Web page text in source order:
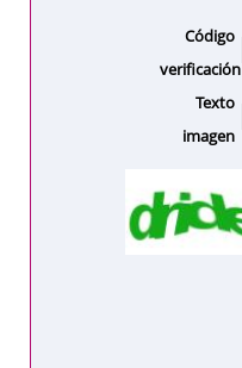
Código
verificación
Texto
imagen